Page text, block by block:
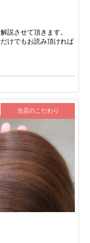
説させて頂きます。
けでもお読み頂ければ
当店のこだわり